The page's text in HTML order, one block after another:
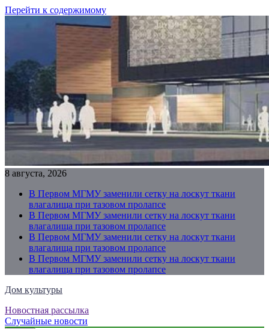
Перейти к содержимому
8 августа, 2026
В Первом МГМУ заменили сетку на лоскут ткани
влагалища при тазовом пролапсе
В Первом МГМУ заменили сетку на лоскут ткани
влагалища при тазовом пролапсе
В Первом МГМУ заменили сетку на лоскут ткани
влагалища при тазовом пролапсе
В Первом МГМУ заменили сетку на лоскут ткани
влагалища при тазовом пролапсе
Дом культуры
Just another WordPress site
Новостная рассылка
Случайные новости